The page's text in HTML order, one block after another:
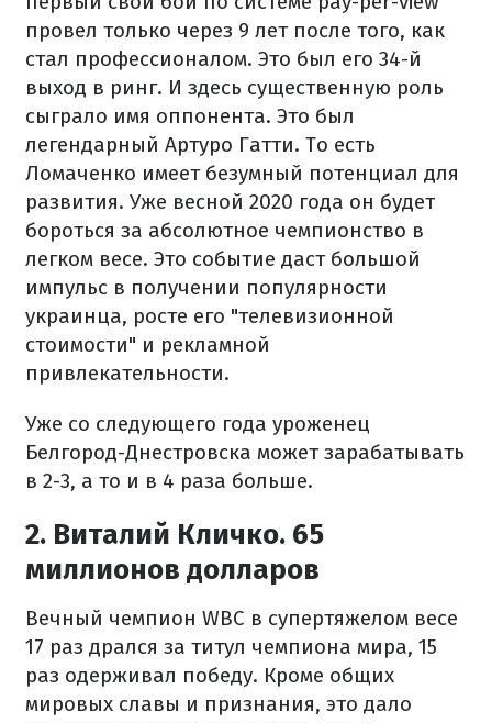
провел только через 9 лет после того, как
стал профессионалом. Это был его 34-й
выход в ринг. И здесь существенную роль
сыграло имя оппонента. Это был
легендарный Артуро Гатти. То есть
Ломаченко имеет безумный потенциал для
развития. Уже весной 2020 года он будет
бороться за абсолютное чемпионство в
легком весе. Это событие даст большой
импульс в получении популярности
украинца, росте его "телевизионной
стоимости" и рекламной
привлекательности.
Уже со следующего года уроженец
Белгород-Днестровска может зарабатывать
в 2-3, а то и в 4 раза больше.
2. Виталий Кличко. 65
миллионов долларов
Вечный чемпион WBC в супертяжелом весе
17 раз дрался за титул чемпиона мира, 15
раз одерживал победу. Кроме общих
мировых славы и признания, это дало